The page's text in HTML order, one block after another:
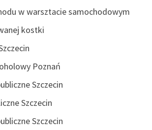
w warsztacie samochodowym
kostki
Poznań
Szczecin
Szczecin
Szczecin